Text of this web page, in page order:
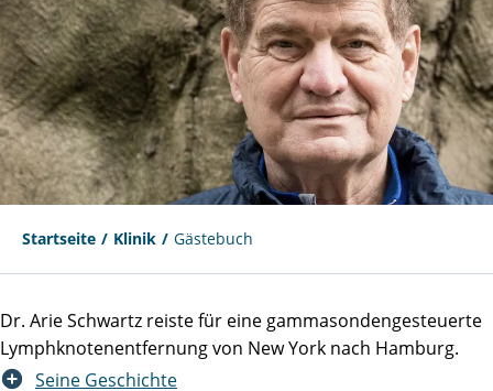
Startseite Klinik Gästebuch
Dr. Arie Schwartz reiste für eine gammasondengesteuerte
Lymphknotenentfernung von New York nach Hamburg.
Seine Geschichte